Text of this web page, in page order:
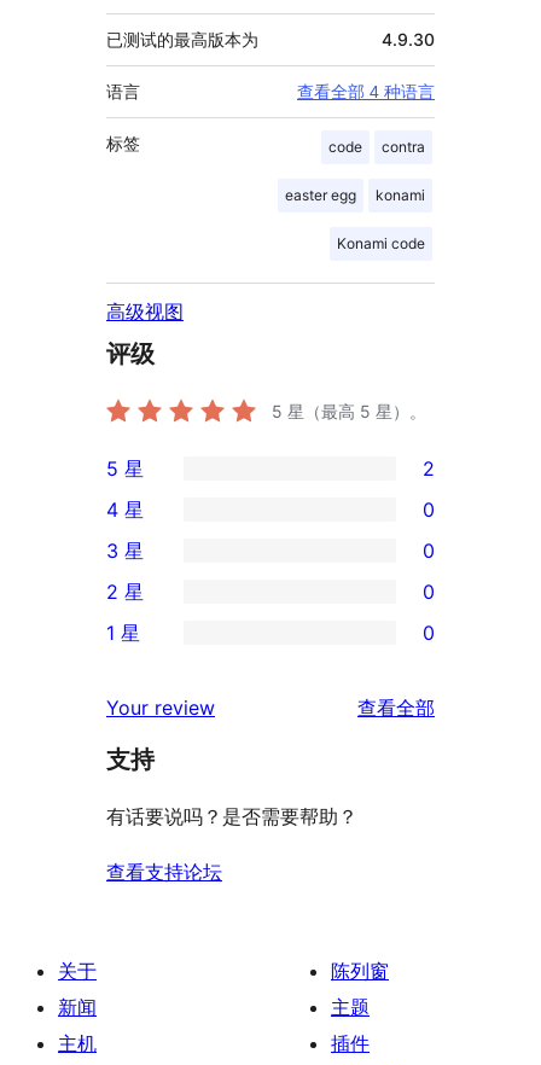
已测试的最高版本为 4.9.30
语言 查看全部 4 种语言
标签 code contra
easter egg konami
Konami code
高级视图
评级
5 星（最高 5 星）。
2
条
5
星
评
5 星 2
条
4
星
价
4 星 0
0
条
3
评
价
3 星 0
条
星
评
2 星 0
1
星
价
1 星 0
Your review 查看全部
支持
有话要说吗？是否需要帮助？
查看支持论坛
关于
新闻
主机
陈列窗
主题
插件